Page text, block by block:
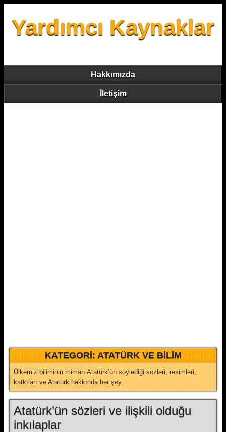
Yardımcı Kaynaklar
Hakkımızda
İletişim
KATEGORI:ATATÜRK VE BILIM
Ülkemiz biliminin mimarı Atatürk’ün söylediği sözleri, resimleri,
katkıları ve Atatürk hakkında her şey.
Atatürk’ün sözleri ve ilişkili olduğu
inkılaplar